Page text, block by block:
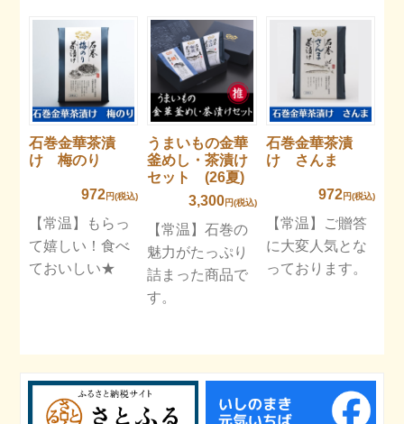
石巻金華茶漬
け 梅のり
972円(税込)
【常温】もらっ
て嬉しい！食べ
ておいしい★
うまいもの金華
釜めし・茶漬け
セット (26夏)
3,300円(税込)
【常温】石巻の
魅力がたっぷり
詰まった商品で
す。
石巻金華茶漬
け さんま
972円(税込)
【常温】ご贈答
に大変人気とな
っております。